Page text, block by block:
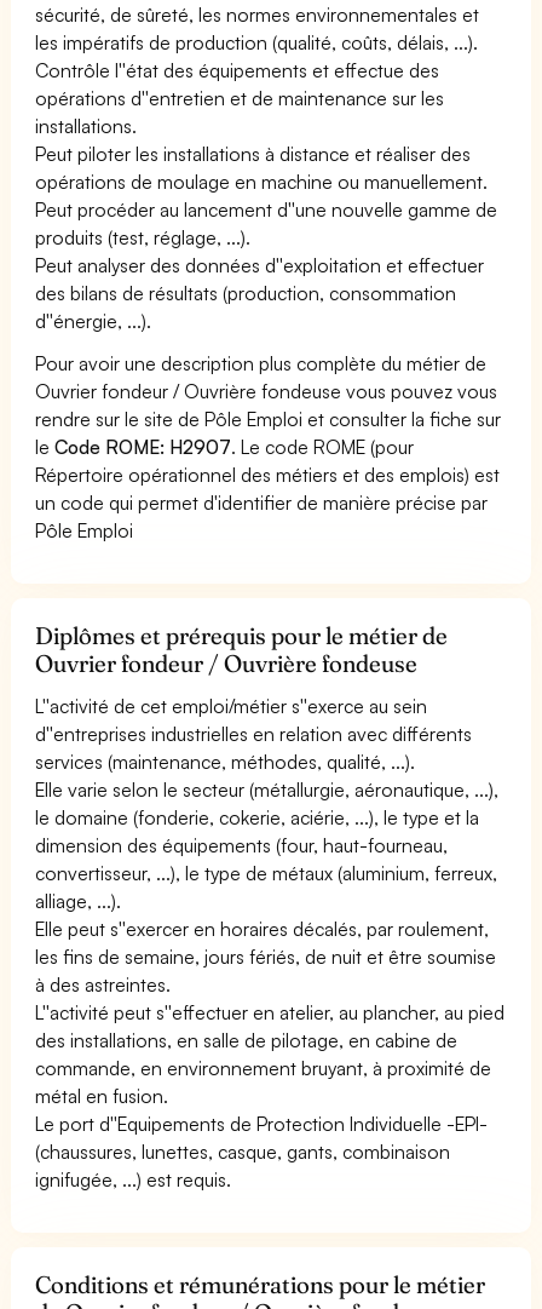
sécurité, de sûreté, les normes environnementales et
les impératifs de production (qualité, coûts, délais, ...).
Contrôle l''état des équipements et effectue des
opérations d''entretien et de maintenance sur les
installations.
Peut piloter les installations à distance et réaliser des
opérations de moulage en machine ou manuellement.
Peut procéder au lancement d''une nouvelle gamme de
produits (test, réglage, ...).
Peut analyser des données d''exploitation et effectuer
des bilans de résultats (production, consommation
d''énergie, ...).
Pour avoir une description plus complète du métier de
Ouvrier fondeur / Ouvrière fondeuse vous pouvez vous
rendre sur le site de Pôle Emploi et consulter la fiche sur
leCode ROME: H2907. Le code ROME (pour
Répertoire opérationnel des métiers et des emplois) est
un code qui permet d'identifier de manière précise par
Pôle Emploi
Diplômes et prérequis pour le métier de
Ouvrier fondeur / Ouvrière fondeuse
L''activité de cet emploi/métier s''exerce au sein
d''entreprises industrielles en relation avec différents
services (maintenance, méthodes, qualité, ...).
Elle varie selon le secteur (métallurgie, aéronautique, ...),
le domaine (fonderie, cokerie, aciérie, ...), le type et la
dimension des équipements (four, haut-fourneau,
convertisseur, ...), le type de métaux (aluminium, ferreux,
alliage, ...).
Elle peut s''exercer en horaires décalés, par roulement,
les fins de semaine, jours fériés, de nuit et être soumise
à des astreintes.
L''activité peut s''effectuer en atelier, au plancher, au pied
des installations, en salle de pilotage, en cabine de
commande, en environnement bruyant, à proximité de
métal en fusion.
Le port d''Equipements de Protection Individuelle -EPI-
(chaussures, lunettes, casque, gants, combinaison
ignifugée, ...) est requis.
Conditions et rémunérations pour le métier